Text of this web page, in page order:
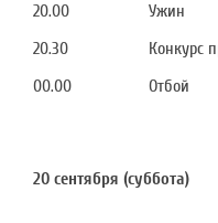
20.00
20.30
00.00
Ужин
Конкурс
Отбой
20 сентября (суббота)